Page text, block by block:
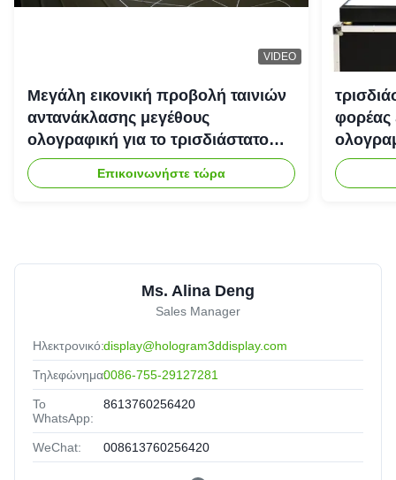
VIDEO
Μεγάλη εικονική προβολή ταινιών
αντανάκλασης μεγέθους
ολογραφική για το τρισδιάστατο
σύστημα προβολέων
ολογραμμάτων
Επικοινωνήστε τώρα
φορέας
Ms. Alina Deng
Sales Manager
Ηλεκτρονικό:display@hologram3ddisplay.com
Τηλεφώνημα:0086-755-29127281
Το
WhatsApp:
8613760256420
WeChat: 008613760256420